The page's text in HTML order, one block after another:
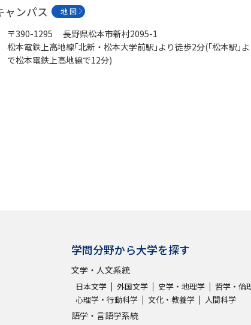
ャンパス 地 図
〒390-1295 長野県松本市新村2095-1
松本電鉄上高地線｢北新・松本大学前駅｣より徒歩2分(｢松本駅｣
で松本電鉄上高地線で12分)
学問分野から大学を探す
文学・人文系統
日本文学 外国文学 史学・地理学
哲学・倫
心理学・行動科学
文化・教養学 人間科学
語学・言語学系統